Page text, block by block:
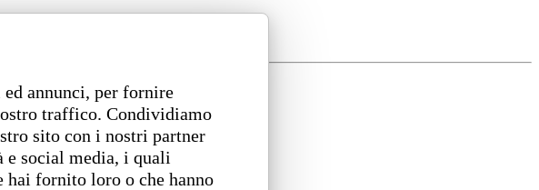
annunci, per fornire
traffico. Condividiamo
sito con i nostri partner
e social media, i quali
fornito loro o che hanno